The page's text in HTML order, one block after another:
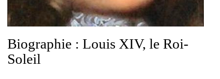
Biographie : Louis XIV, le Roi-
Soleil